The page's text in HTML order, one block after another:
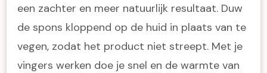
een zachter en meer natuurlijk resultaat. Duw
de spons kloppend op de huid in plaats van te
vegen, zodat het product niet streept. Met je
vingers werken doe je snel en de warmte van